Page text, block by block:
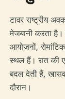
टावर राष्ट्रीय
मेजबानी करता
आयोजनों,
स्थल हैं। रात की
बदल देती हैं,
दौरान।